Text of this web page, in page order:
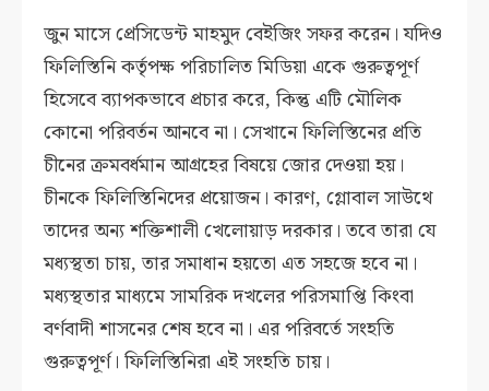
জুন মাসে প্রেসিডেন্ট মাহমুদ বেইজিং সফর করেন। যদিও
ফিলিস্তিনি কর্তৃপক্ষ পরিচালিত মিডিয়া একে গুরুত্বপূর্ণ
হিসেবে ব্যাপকভাবে প্রচার করে, কিন্তু এটি মৌলিক
কোনো পরিবর্তন আনবে না। সেখানে ফিলিস্তিনের প্রতি
চীনের ক্রমবর্ধমান আগ্রহের বিষয়ে জোর দেওয়া হয়।
চীনকে ফিলিস্তিনিদের প্রয়োজন। কারণ, গ্লোবাল সাউথে
তাদের অন্য শক্তিশালী খেলোয়াড় দরকার। তবে তারা যে
মধ্যস্থতা চায়, তার সমাধান হয়তো এত সহজে হবে না।
মধ্যস্থতার মাধ্যমে সামরিক দখলের পরিসমাপ্তি কিংবা
বর্ণবাদী শাসনের শেষ হবে না। এর পরিবর্তে সংহতি
গুরুত্বপূর্ণ। ফিলিস্তিনিরা এই সংহতি চায়।